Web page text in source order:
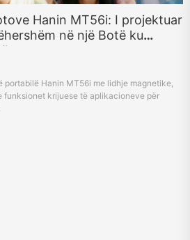
Hanin MT56i: I projektuar
në një Botë ku
portabilë Hanin MT56i me lidhje magnetike,
funksionet krijuese të aplikacioneve për